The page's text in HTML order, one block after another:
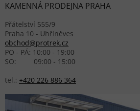
KAMENNÁ PRODEJNA PRAHA
Přátelství 555/9
Praha 10 - Uhříněves
obchod@protrek.cz
PO - PÁ: 10:00 - 19:00
SO: 09:00 - 15:00
tel.: +420 226 886 364